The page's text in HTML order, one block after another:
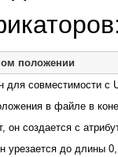
положении
для совместимости с
в файле в
создается с
урезается до длины